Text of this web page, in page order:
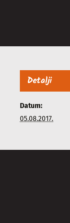
Detalji
Datum:
05.08.2017.